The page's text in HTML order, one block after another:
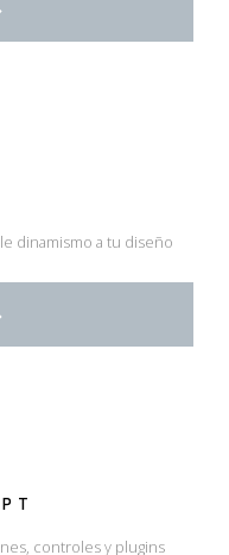
dinamismo a tu diseño
controles y plugins